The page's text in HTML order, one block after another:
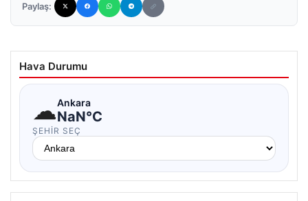
Paylaş:
Hava Durumu
☁Ankara
NaN°C
ŞEHIR SEÇ